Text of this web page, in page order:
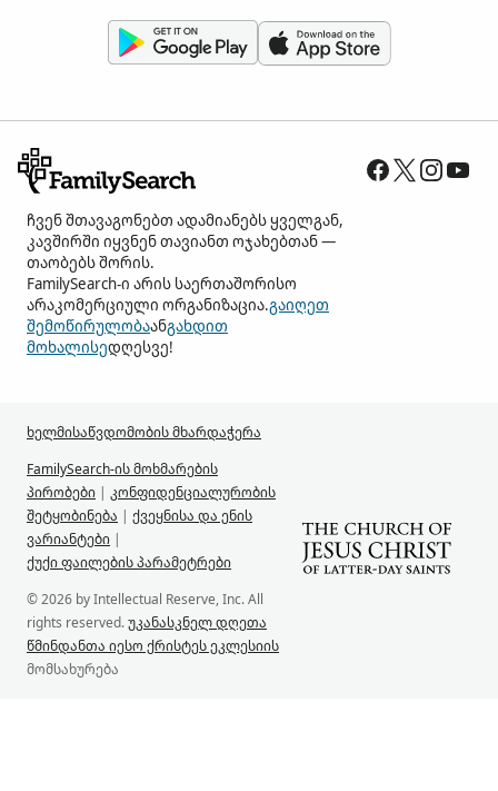
ჩვენ შთავაგონებთ ადამიანებს ყველგან,
კავშირში იყვნენ თავიანთ ოჯახებთან —
თაობებს შორის.
FamilySearch-ი არის საერთაშორისო
არაკომერციული ორგანიზაცია.გაიღეთ
შემოწირულობაანგახდით
მოხალისედღესვე!
ხელმისაწვდომობის მხარდაჭერა
FamilySearch-ის მოხმარების
პირობები | კონფიდენციალურობის
შეტყობინება | ქვეყნისა და ენის
ვარიანტები |
ქუქი ფაილების პარამეტრები
© 2026 by Intellectual Reserve, Inc. All
rights reserved.უკანასკნელ დღეთა
წმინდანთა იესო ქრისტეს ეკლესიის
მომსახურება